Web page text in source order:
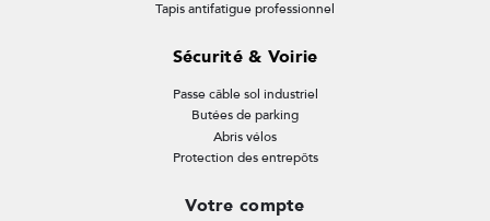
Tapis antifatigue professionnel
Sécurité & Voirie
Passe câble sol industriel
Butées de parking
Abris vélos
Protection des entrepôts
Votre compte